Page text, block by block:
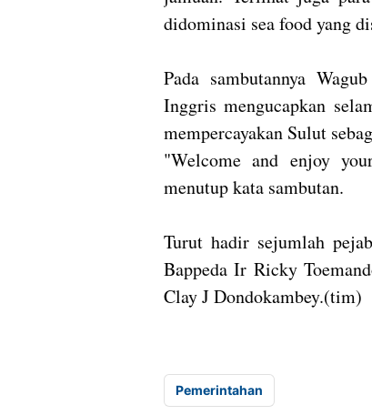
didominasi sea food yang
Pada sambutannya
Inggris mengucapkan
mempercayakan Sulut
"Welcome and enjoy
menutup kata sambutan.
Turut hadir sejumlah
Bappeda Ir Ricky
Clay J Dondokambey.(tim)
Pemerintahan